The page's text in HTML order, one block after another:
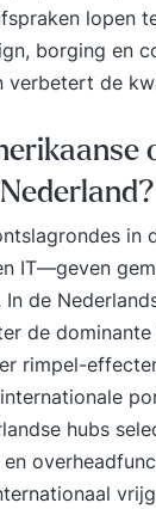
lopen
borging en
verbetert de
in
IT—geven
In de
de
rimpel-
hubs